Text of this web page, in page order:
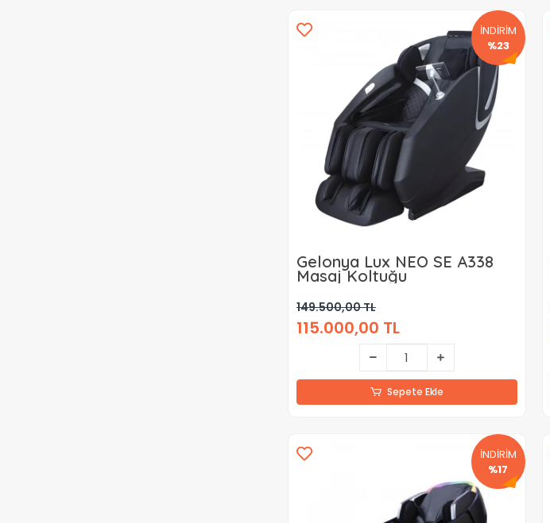
İNDİRİM
%23
Gelonya Lux NEO SE A338
Masaj Koltuğu
149.500,00 TL
115.000,00 TL
Sepete Ekle
İNDİRİM
%17